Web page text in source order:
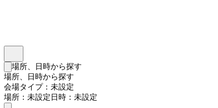
検索フォームを閉じる
場所、日時から探す
場所、日時から探す
会場タイプ：未設定
場所：未設定日時：未設定